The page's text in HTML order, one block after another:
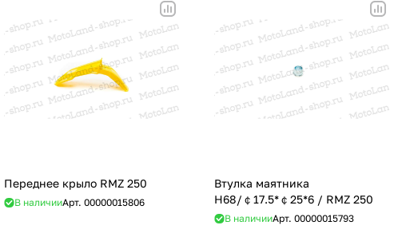
Переднее крыло RMZ 250
В наличииАрт. 00000015806
Втулка маятника
H68/￠17.5*￠25*6 / RMZ 250
В наличииАрт. 00000015793